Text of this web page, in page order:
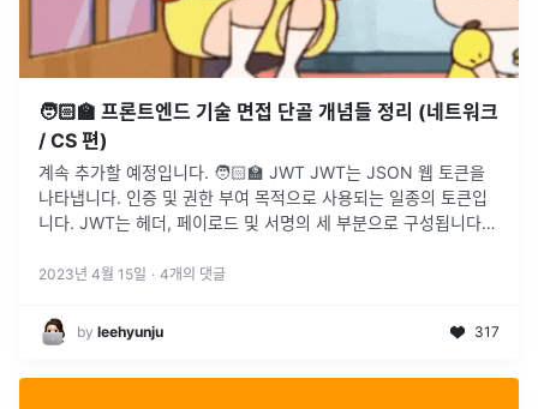
🧑🏻‍🏫 프론트엔드 기술 면접 단골 개념들 정리 (네트워크
/ CS 편)
계속 추가할 예정입니다. 🧑🏻‍🏫 JWT JWT는 JSON 웹 토큰을
나타냅니다. 인증 및 권한 부여 목적으로 사용되는 일종의 토큰입
니다. JWT는 헤더, 페이로드 및 서명의 세 부분으로 구성됩니다.
2023년 4월 15일 · 4개의 댓글
by leehyunju 317